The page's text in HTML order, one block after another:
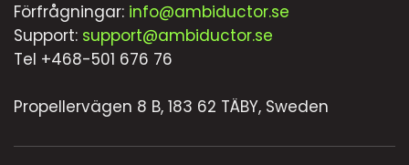
Förfrågningar: info@ambiductor.se
Support: support@ambiductor.se
Tel +468-501 676 76
Propellervägen 8 B, 183 62 TÄBY, Sweden